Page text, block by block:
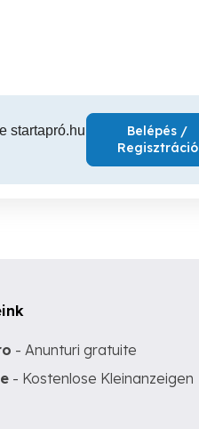
startapró.hu
Belépés /
Regisztráció
- Anunturi gratuite
- Kostenlose Kleinanzeigen